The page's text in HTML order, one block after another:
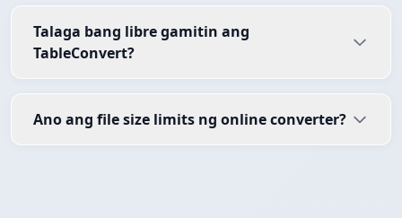
Talaga bang libre gamitin ang
TableConvert?
Ano ang file size limits ng online converter?